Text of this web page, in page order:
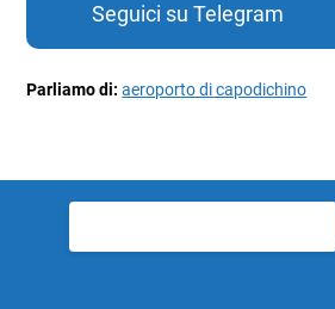
Seguici su Telegram
Parliamo di:aeroporto di capodichino
per: